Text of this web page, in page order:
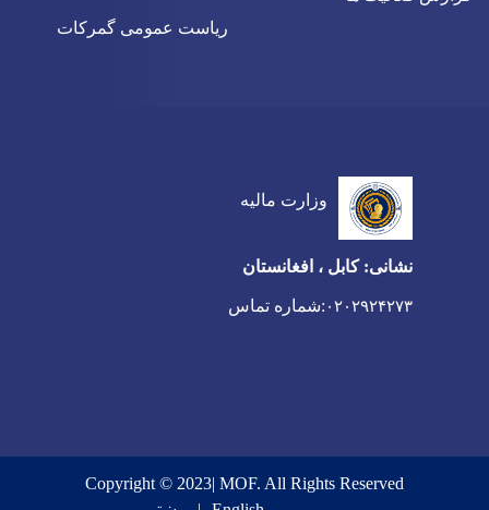
ریاست عمومی گمرکات
وزارت مالیه
نشانی: کابل ، افغانستان
۰۲۰۲۹۲۴۲۷۳ :شماره تماس
Copyright © 2023| MOF. All Rights Reserved